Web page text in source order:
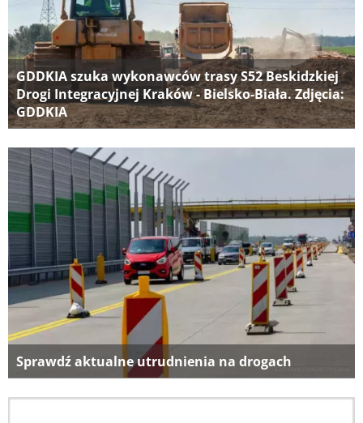
GDDKIA szuka wykonawców trasy S52 Beskidzkiej
Drogi Integracyjnej Kraków - Bielsko-Biała. Zdjęcia:
GDDKIA
Sprawdź aktualne utrudnienia na drogach